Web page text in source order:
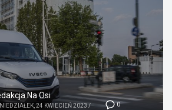
0
Na Osi
24 KWIECIEŃ 2023/